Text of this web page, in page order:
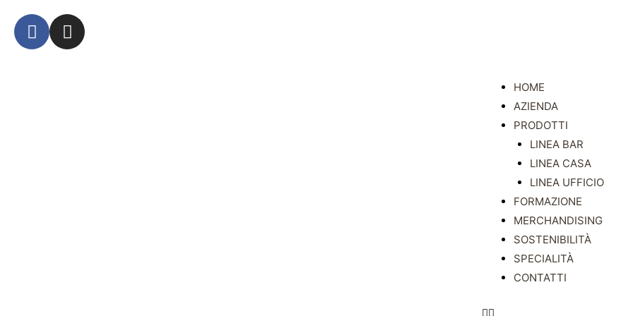
HOME
AZIENDA
PRODOTTI
LINEA BAR
LINEA CASA
LINEA UFFICIO
FORMAZIONE
MERCHANDISING
SOSTENIBILITÀ
SPECIALITÀ
CONTATTI